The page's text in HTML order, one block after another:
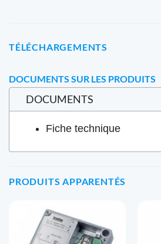
TÉLÉCHARGEMENTS
DOCUMENTS SUR LES PRODUITS
DOCUMENTS
Fiche technique
PRODUITS APPARENTÉS